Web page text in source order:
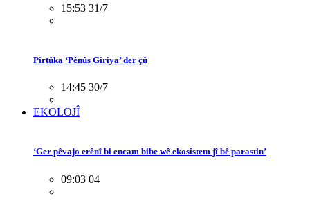
15:53 31/7
Pirtûka ‘Pênûs Giriya’ der çû
14:45 30/7
EKOLOJÎ
‘Ger pêvajo erênî bi encam bibe wê ekosîstem jî bê parastin’
09:03 04